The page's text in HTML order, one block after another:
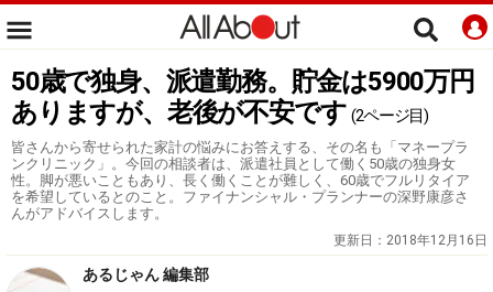
50歳で独身、派遣勤務。貯金は5900万円
ありますが、老後が不安です (2ページ目)
皆さんから寄せられた家計の悩みにお答えする、その名も「マネープラ
ンクリニック」。今回の相談者は、派遣社員として働く50歳の独身女
性。脚が悪いこともあり、長く働くことが難しく、60歳でフルリタイア
を希望しているとのこと。ファイナンシャル・プランナーの深野康彦さ
んがアドバイスします。
更新日： 2018年12月16日
あるじゃん 編集部